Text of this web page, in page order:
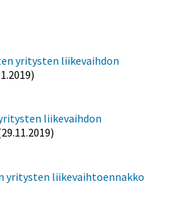
yritysten liikevaihdon
liikevaihdon
yritysten liikevaihtoennakko